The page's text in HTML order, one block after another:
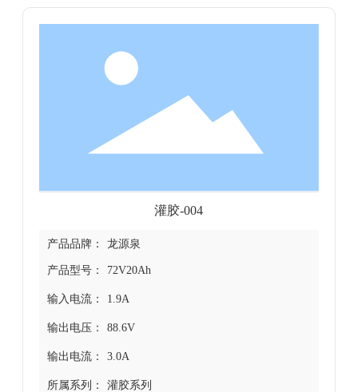
灌胶-004
产品品牌： 龙源泉
产品型号： 72V20Ah
输入电流： 1.9A
输出电压： 88.6V
输出电流： 3.0A
所属系列： 灌胶系列